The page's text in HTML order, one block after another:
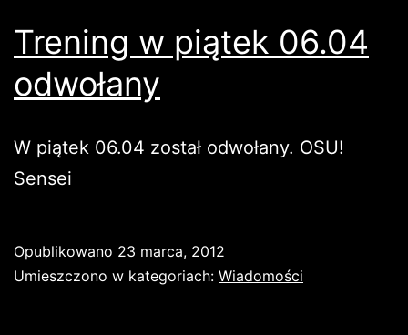
Trening w piątek 06.04
odwołany
W piątek 06.04 został odwołany. OSU!
Sensei
Opublikowano 23 marca, 2012
Umieszczono w kategoriach: Wiadomości